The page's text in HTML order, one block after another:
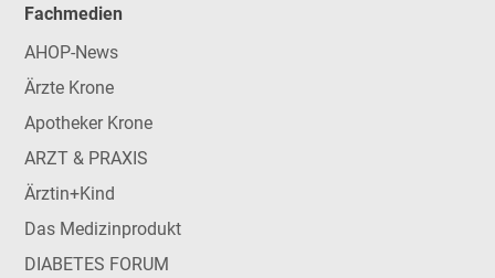
Fachmedien
AHOP-News
Ärzte Krone
Apotheker Krone
ARZT & PRAXIS
Ärztin+Kind
Das Medizinprodukt
DIABETES FORUM